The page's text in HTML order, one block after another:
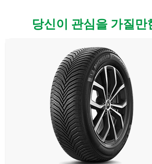
당신이 관심을 가질만